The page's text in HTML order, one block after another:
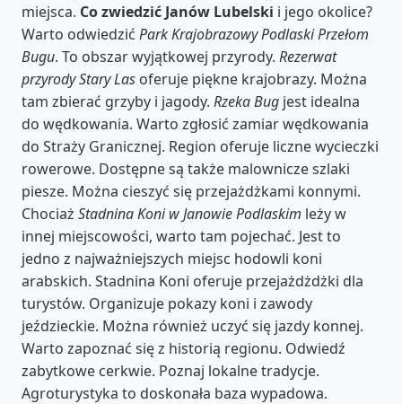
miejsca. Co zwiedzić Janów Lubelski i jego okolice?
Warto odwiedzić Park Krajobrazowy Podlaski Przełom
Bugu. To obszar wyjątkowej przyrody. Rezerwat
przyrody Stary Las oferuje piękne krajobrazy. Można
tam zbierać grzyby i jagody. Rzeka Bug jest idealna
do wędkowania. Warto zgłosić zamiar wędkowania
do Straży Granicznej. Region oferuje liczne wycieczki
rowerowe. Dostępne są także malownicze szlaki
piesze. Można cieszyć się przejażdżkami konnymi.
Chociaż Stadnina Koni w Janowie Podlaskim leży w
innej miejscowości, warto tam pojechać. Jest to
jedno z najważniejszych miejsc hodowli koni
arabskich. Stadnina Koni oferuje przejażdżdżki dla
turystów. Organizuje pokazy koni i zawody
jeździeckie. Można również uczyć się jazdy konnej.
Warto zapoznać się z historią regionu. Odwiedź
zabytkowe cerkwie. Poznaj lokalne tradycje.
Agroturystyka to doskonała baza wypadowa.